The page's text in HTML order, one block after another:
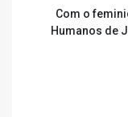
Com o
Humanos de